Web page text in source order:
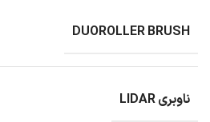
DUOROLLER BRUSH
ناوبری LIDAR